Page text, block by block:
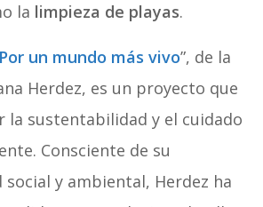
la limpieza de playas.
un mundo más vivo”, de la
Herdez, es un proyecto que
la sustentabilidad y el cuidado
Consciente de su
y ambiental, Herdez ha